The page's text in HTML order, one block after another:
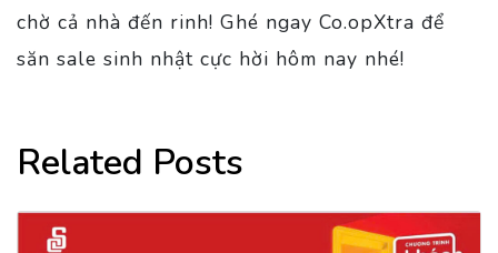
chờ cả nhà đến rinh! Ghé ngay Co.opXtra để
săn sale sinh nhật cực hời hôm nay nhé!
Related Posts